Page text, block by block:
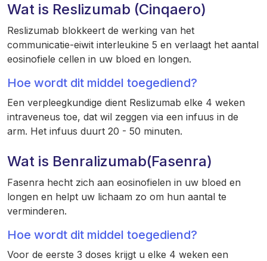
Wat is Reslizumab (Cinqaero)
Reslizumab blokkeert de werking van het
communicatie-eiwit interleukine 5 en verlaagt het aantal
eosinofiele cellen in uw bloed en longen.
Hoe wordt dit middel toegediend?
Een verpleegkundige dient Reslizumab elke 4 weken
intraveneus toe, dat wil zeggen via een infuus in de
arm. Het infuus duurt 20 - 50 minuten.
Wat is Benralizumab(Fasenra)
Fasenra hecht zich aan eosinofielen in uw bloed en
longen en helpt uw lichaam zo om hun aantal te
verminderen.
Hoe wordt dit middel toegediend?
Voor de eerste 3 doses krijgt u elke 4 weken een